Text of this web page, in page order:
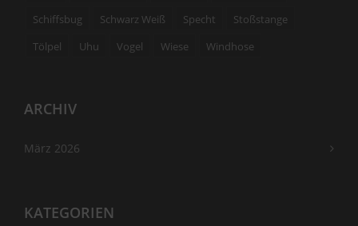
Schiffsbug
Schwarz Weiß Specht
Stoßstange
Tölpel
Uhu Vogel Wiese Windhose
ARCHIV
März 2026
KATEGORIEN